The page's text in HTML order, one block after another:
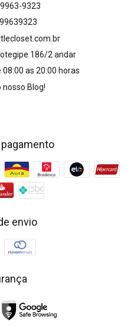
9323
186/2 andar
08:00 as 20:00 horas
nosso Blog!
envio